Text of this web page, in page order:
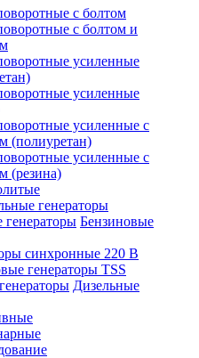
с болтом
с болтом и
усиленные
усиленные
усиленные с
(полиуретан)
усиленные с
(резина)
генераторы
Бензиновые
синхронные 220 В
генераторы TSS
Дизельные